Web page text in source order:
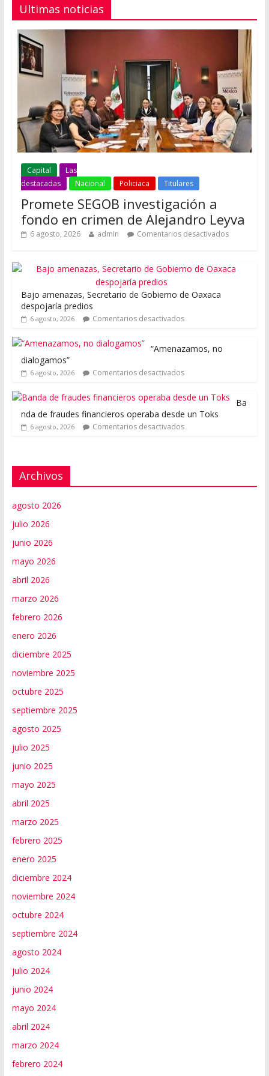
Ultimas noticias
Capital
Las
destacadas
Nacional Policiaca Titulares
Promete SEGOB investigación a
fondo en crimen de Alejandro Leyva
6 agosto, 2026 admin Comentarios desactivados
Bajo amenazas, Secretario de Gobierno de Oaxaca
despojaría predios
6 agosto, 2026 Comentarios desactivados
“Amenazamos, no
dialogamos”
6 agosto, 2026 Comentarios desactivados
Ba
nda de fraudes financieros operaba desde un Toks
6 agosto, 2026 Comentarios desactivados
Archivos
agosto 2026
julio 2026
junio 2026
mayo 2026
abril 2026
marzo 2026
febrero 2026
enero 2026
diciembre 2025
noviembre 2025
octubre 2025
septiembre 2025
agosto 2025
julio 2025
junio 2025
mayo 2025
abril 2025
marzo 2025
febrero 2025
enero 2025
diciembre 2024
noviembre 2024
octubre 2024
septiembre 2024
agosto 2024
julio 2024
junio 2024
mayo 2024
abril 2024
marzo 2024
febrero 2024